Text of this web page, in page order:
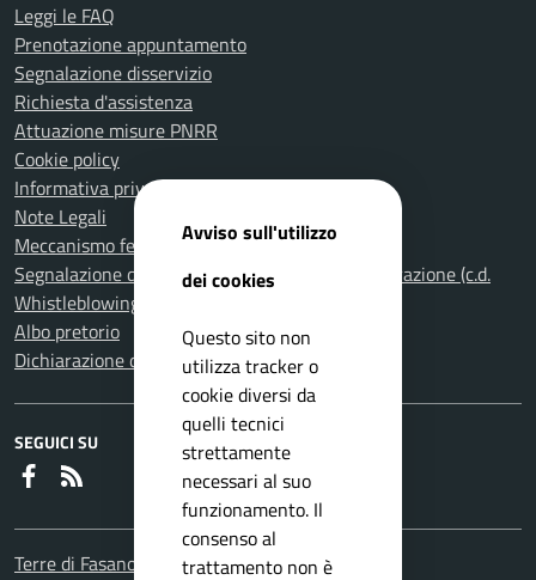
Leggi le FAQ
Prenotazione appuntamento
Segnalazione disservizio
Richiesta d'assistenza
Attuazione misure PNRR
Cookie policy
Informativa privacy
Note Legali
Meccanismo feedback per l'accessibilità
Segnalazione di illeciti nella Pubblica Amministrazione (c.d.
Whistleblowing)
Albo pretorio
Dichiarazione di accessibilità
SEGUICI SU
Faceboook
Terre di Fasano
Avviso sull'utilizzo
dei cookies
Questo sito non
utilizza tracker o
cookie diversi da
quelli tecnici
strettamente
necessari al suo
funzionamento. Il
consenso al
trattamento non è